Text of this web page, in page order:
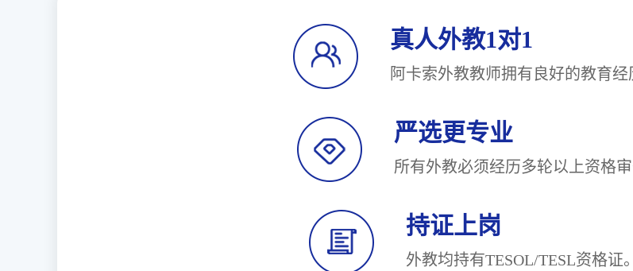
真人外教1对1
阿卡索外教教师拥有良好的教育
严选更专业
所有外教必须经历多轮以上资
持证上岗
外教均持有TESOL/